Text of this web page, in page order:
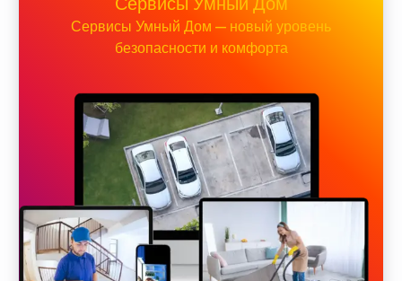
Сервисы Умный Дом — новый уровень
безопасности и комфорта